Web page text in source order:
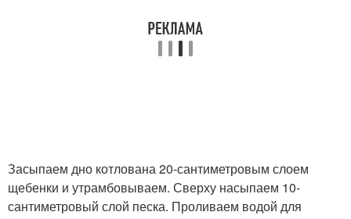
Засыпаем дно котлована 20-сантиметровым слоем
щебенки и утрамбовываем. Сверху насыпаем 10-
сантиметровый слой песка. Проливаем водой для